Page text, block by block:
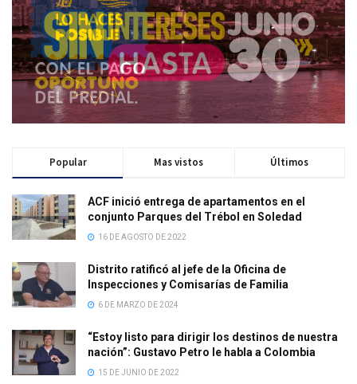
Popular Mas vistos Últimos
ACF inició entrega de apartamentos en el
conjunto Parques del Trébol en Soledad
16 DE AGOSTO DE 2022
Distrito ratificó al jefe de la Oficina de
Inspecciones y Comisarías de Familia
6 DE MARZO DE 2024
“Estoy listo para dirigir los destinos de nuestra
nación”: Gustavo Petro le habla a Colombia
15 DE JUNIO DE 2022